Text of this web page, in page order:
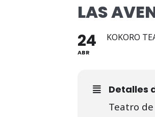
LAS
24
ABR
KOKORO
Detalles
Teatro